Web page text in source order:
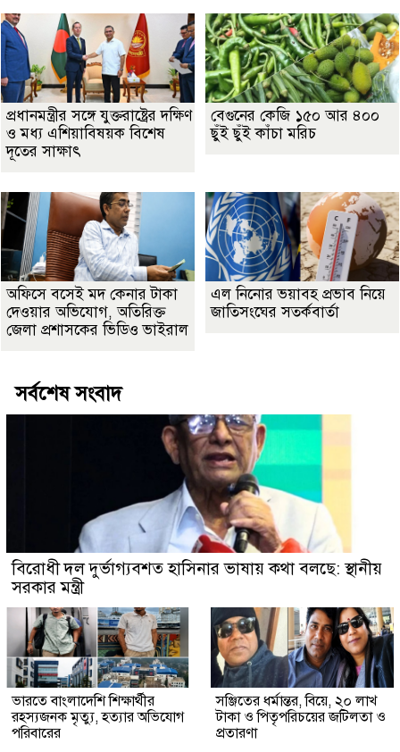
প্রধানমন্ত্রীর সঙ্গে যুক্তরাষ্ট্রের দক্ষিণ
ও মধ্য এশিয়াবিষয়ক বিশেষ
দূতের সাক্ষাৎ
বেগুনের কেজি ১৫০ আর ৪০০
ছুঁই ছুঁই কাঁচা মরিচ
অফিসে বসেই মদ কেনার টাকা
দেওয়ার অভিযোগ, অতিরিক্ত
জেলা প্রশাসকের ভিডিও ভাইরাল
এল নিনোর ভয়াবহ প্রভাব নিয়ে
জাতিসংঘের সতর্কবার্তা
সর্বশেষ সংবাদ
বিরোধী দল দুর্ভাগ্যবশত হাসিনার ভাষায় কথা বলছে: স্থানীয়
সরকার মন্ত্রী
ভারতে বাংলাদেশি শিক্ষার্থীর
রহস্যজনক মৃত্যু, হত্যার অভিযোগ
পরিবারের
সঞ্জিতের ধর্মান্তর, বিয়ে, ২০ লাখ
টাকা ও পিতৃপরিচয়ের জটিলতা ও
প্রতারণা